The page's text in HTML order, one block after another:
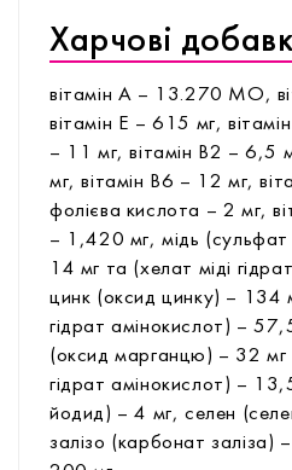
Харчові
вітамін А – 13.270 МО,
вітамін Е – 615 мг,
– 11 мг, вітамін В2 – 6,5
мг, вітамін В6 – 12 мг,
фолієва кислота – 2 мг,
– 1,420 мг, мідь (сульфат
14 мг та (хелат міді
цинк (оксид цинку) – 134
гідрат амінокислот) –
(оксид марганцю) – 32
гідрат амінокислот) –
йодид) – 4 мг, селен
залізо (карбонат заліза)